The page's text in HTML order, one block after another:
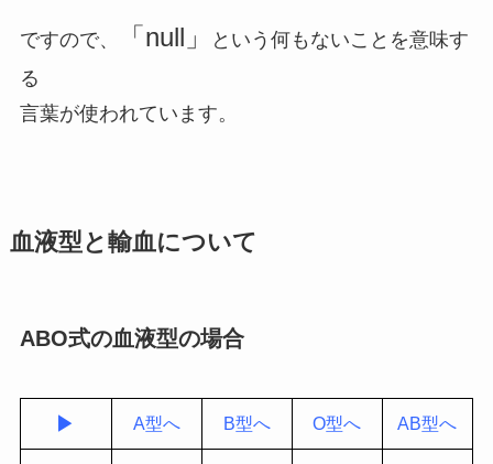
ですので、 「null」
という何もないことを意味す
る
言葉が使われています。
血液型と輸血について
ABO式の血液型の場合
▶ A型へ B型へ O型へ AB型へ